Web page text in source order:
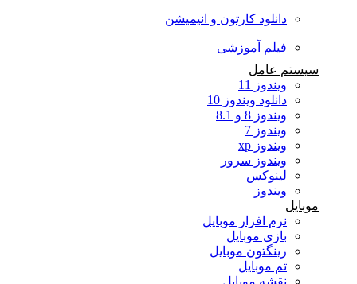
دانلود کارتون و انیمیشن
فیلم آموزشی
سیستم عامل
ویندوز 11
دانلود ویندوز 10
ویندوز 8 و 8.1
ویندوز 7
ویندوز xp
ویندوز سرور
لینوکس
ویندوز
نرم افزار موبایل
بازی موبایل
رینگتون موبایل
تم موبایل
نقشه موبایل